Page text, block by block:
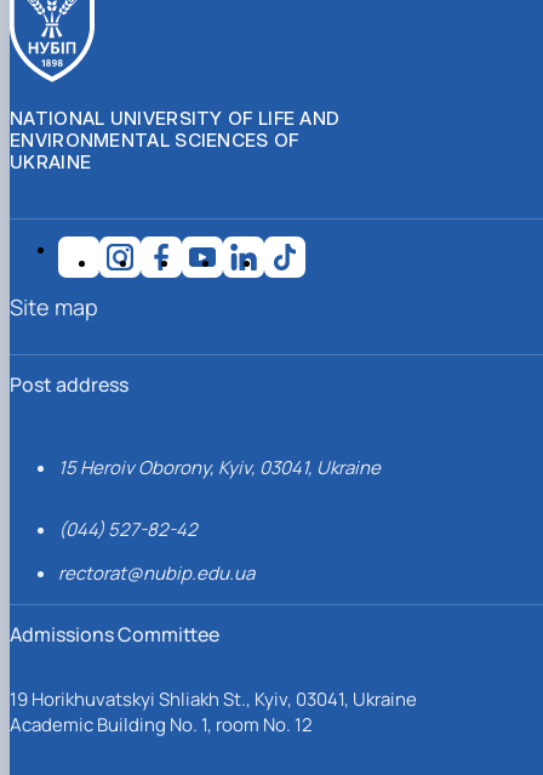
NATIONAL UNIVERSITY OF LIFE AND
ENVIRONMENTAL SCIENCES OF
UKRAINE
Post address
15 Heroiv Oborony, Kyiv, 03041, Ukraine
(044) 527-82-42
rectorat@nubip.edu.ua
Admissions Committee
19 Horikhuvatskyi Shliakh St., Kyiv, 03041, Ukraine
Academic Building No. 1, room No. 12
Site map